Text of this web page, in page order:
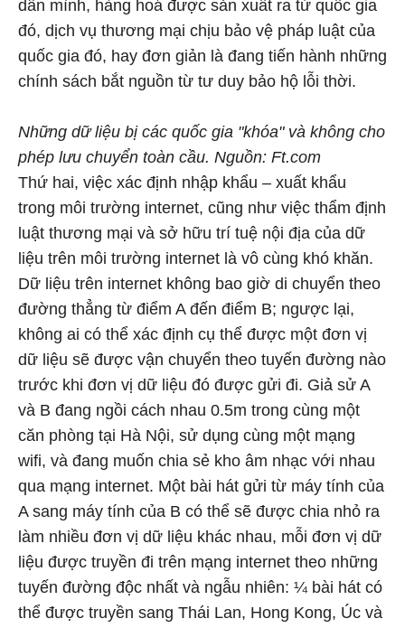
dân mình, hàng hoá được sản xuất ra từ quốc gia
đó, dịch vụ thương mại chịu bảo vệ pháp luật của
quốc gia đó, hay đơn giản là đang tiến hành những
chính sách bắt nguồn từ tư duy bảo hộ lỗi thời.
Những dữ liệu bị các quốc gia "khóa" và không cho
phép lưu chuyển toàn cầu. Nguồn: Ft.com
Thứ hai, việc xác định nhập khẩu – xuất khẩu
trong môi trường internet, cũng như việc thẩm định
luật thương mại và sở hữu trí tuệ nội địa của dữ
liệu trên môi trường internet là vô cùng khó khăn.
Dữ liệu trên internet không bao giờ di chuyển theo
đường thẳng từ điểm A đến điểm B; ngược lại,
không ai có thể xác định cụ thể được một đơn vị
dữ liệu sẽ được vận chuyển theo tuyến đường nào
trước khi đơn vị dữ liệu đó được gửi đi. Giả sử A
và B đang ngồi cách nhau 0.5m trong cùng một
căn phòng tại Hà Nội, sử dụng cùng một mạng
wifi, và đang muốn chia sẻ kho âm nhạc với nhau
qua mạng internet. Một bài hát gửi từ máy tính của
A sang máy tính của B có thể sẽ được chia nhỏ ra
làm nhiều đơn vị dữ liệu khác nhau, mỗi đơn vị dữ
liệu được truyền đi trên mạng internet theo những
tuyến đường độc nhất và ngẫu nhiên: ¼ bài hát có
thể được truyền sang Thái Lan, Hong Kong, Úc và